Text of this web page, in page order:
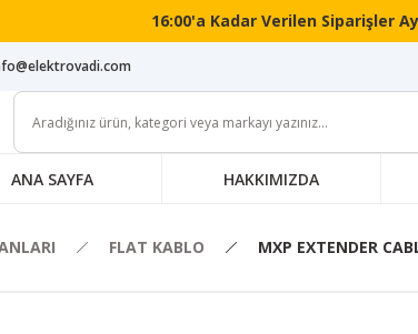
16:00'a Kadar Verilen Siparişler
ANA SAYFA HAKKIMIZDA
FLAT KABLO MXP EXTENDER